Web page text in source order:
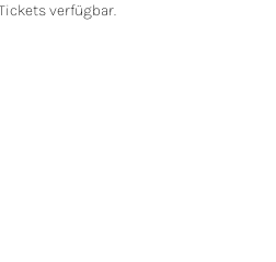
verfügbar.